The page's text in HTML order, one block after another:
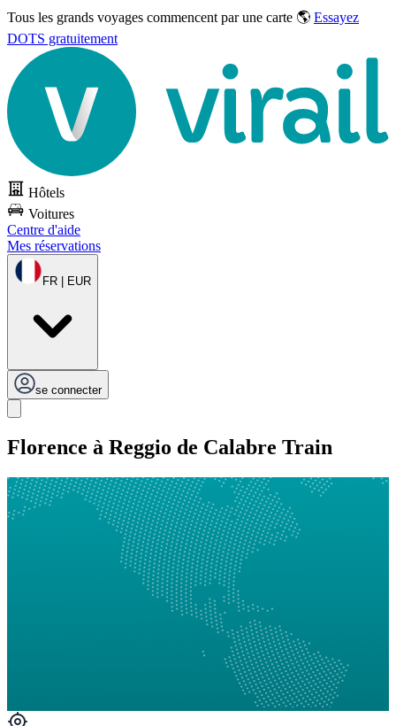
Tous les grands voyages commencent par une carte 🌎 Essayez
DOTS gratuitement
Hôtels
Voitures
Centre d'aide
Mes réservations
FR | EUR
se connecter
Florence à Reggio de Calabre Train